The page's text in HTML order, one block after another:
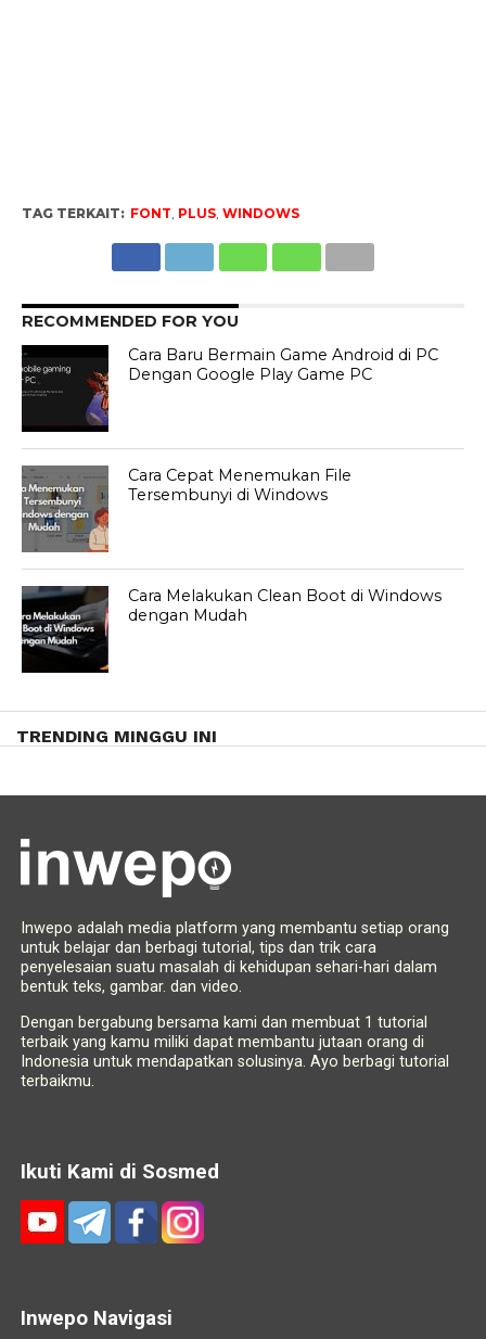
TAG TERKAIT: FONT PLUS, WINDOWS
RECOMMENDED FOR YOU
Cara Baru Bermain Game Android di PC
Dengan Google Play Game PC
Cara Cepat Menemukan File
Tersembunyi di Windows
Cara Melakukan Clean Boot di Windows
dengan Mudah
TRENDING MINGGU INI
Inwepo adalah media platform yang membantu setiap orang
untuk belajar dan berbagi tutorial, tips dan trik cara
penyelesaian suatu masalah di kehidupan sehari-hari dalam
bentuk teks, gambar. dan video.
Dengan bergabung bersama kami dan membuat 1 tutorial
terbaik yang kamu miliki dapat membantu jutaan orang di
Indonesia untuk mendapatkan solusinya. Ayo berbagi tutorial
terbaikmu.
Ikuti Kami di Sosmed
Inwepo Navigasi